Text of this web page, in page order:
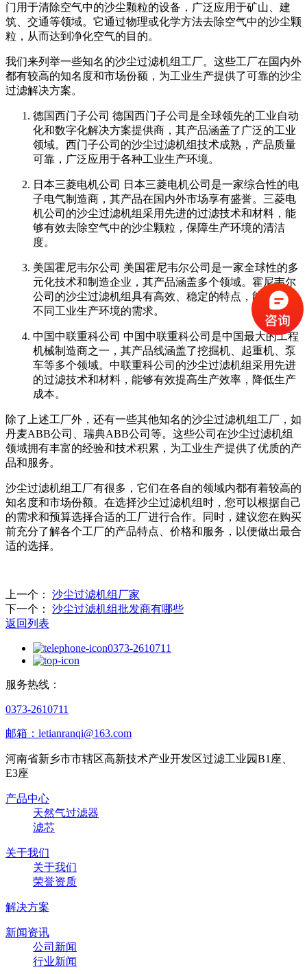
门用于清除空气中的沙尘颗粒的设备，广泛应用于矿山、建
筑、交通等领域。它通过物理或化学方法去除空气中的沙尘颗
粒，从而达到净化空气的目的。
我们来列举一些知名的沙尘过滤机组工厂。这些工厂在国内外
都有较高的知名度和市场份额，为工业生产提供了可靠的沙尘
过滤解决方案。
德国西门子公司 德国西门子公司是全球领先的工业自动
化和数字化解决方案提供商，其产品涵盖了广泛的工业
领域。西门子公司的沙尘过滤机组技术成熟，产品质量
可靠，广泛应用于各种工业生产环境。
日本三菱电机公司 日本三菱电机公司是一家综合性的电
子电气制造商，其产品在国内外市场享有盛誉。三菱电
机公司的沙尘过滤机组采用先进的过滤技术和材料，能
够有效去除空气中的沙尘颗粒，保障生产环境的清洁
度。
美国霍尼韦尔公司 美国霍尼韦尔公司是一家全球性的多
元化技术和制造企业，其产品涵盖多个领域。霍尼韦尔
公司的沙尘过滤机组具有高效、稳定的特点，能够满足
不同工业生产环境的需求。
中国中联重科公司 中国中联重科公司是中国最大的工程
机械制造商之一，其产品线涵盖了挖掘机、起重机、泵
车等多个领域。中联重科公司的沙尘过滤机组采用先进
的过滤技术和材料，能够有效提高生产效率，降低生产
成本。
除了上述工厂外，还有一些其他知名的沙尘过滤机组工厂，如
丹麦ABB公司、瑞典ABB公司等。这些公司在沙尘过滤机组
领域拥有丰富的经验和技术积累，为工业生产提供了优质的产
品和服务。
沙尘过滤机组工厂有很多，它们在各自的领域内都有着较高的
知名度和市场份额。在选择沙尘过滤机组时，您可以根据自己
的需求和预算选择合适的工厂进行合作。同时，建议您在购买
前充分了解各个工厂的产品特点、价格和服务，以便做出最合
适的选择。
上一个：
沙尘过滤机组厂家
下一个：
沙尘过滤机组批发商有哪些
返回列表
0373-2610711
服务热线：
0373-2610711
邮箱：letianranqi@163.com
河南省新乡市市辖区高新技术产业开发区过滤工业园B1座、
E3座
产品中心
天然气过滤器
滤芯
关于我们
关于我们
荣誉资质
解决方案
新闻资讯
公司新闻
行业新闻